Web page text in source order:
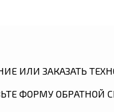
ИЛИ ЗАКАЗАТЬ
ФОРМУ ОБРАТНОЙ